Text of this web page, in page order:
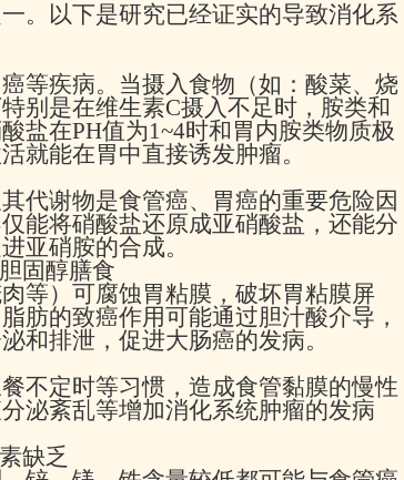
。以下是研究已经证实的导致消化系
等疾病。当摄入食物（如：酸菜、烧
别是在维生素C摄入不足时，胺类和
盐在PH值为1~4时和胃内胺类物质极
就能在胃中直接诱发肿瘤。
代谢物是食管癌、胃癌的重要危险因
能将硝酸盐还原成亚硝酸盐，还能分
亚硝胺的合成。
固醇膳食
等）可腐蚀胃粘膜，破坏胃粘膜屏
肪的致癌作用可能通过胆汁酸介导，
和排泄，促进大肠癌的发病。
不定时等习惯，造成食管黏膜的慢性
泌紊乱等增加消化系统肿瘤的发病
缺乏